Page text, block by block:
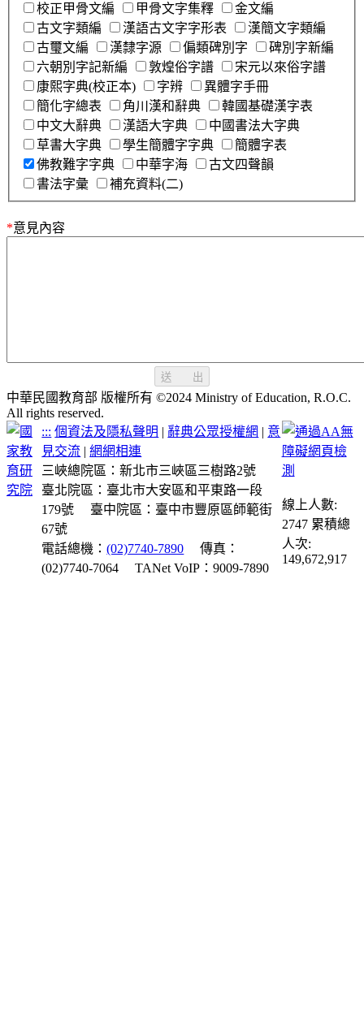
校正甲骨文編
甲骨文字集釋
金文編
古文字類編
漢語古文字字形表
漢簡文字類編
古璽文編
漢隸字源 偏類碑別字
碑別字新編
六朝別字記新編
敦煌俗字譜
宋元以來俗字譜
康熙字典(校正本)
字辨
異體字手冊
簡化字總表
角川漢和辭典
韓國基礎漢字表
中文大辭典
漢語大字典
中國書法大字典
草書大字典
學生簡體字字典
簡體字表
佛教難字字典
中華字海
古文四聲韻
書法字彙
補充資料(二)
*意見內容
送 出
中華民國教育部 版權所有 ©2024 Ministry of Education, R.O.C.
All rights reserved.
::: 個資法及隱私聲明 | 辭典公眾授權網 | 意
見交流 |網網相連
三峽總院區：新北市三峽區三樹路2號
臺北院區：臺北市大安區和平東路一段
179號
臺中院區：臺中市豐原區師範街
67號
電話總機：(02)7740-7890
傳真：
(02)7740-7064
TANet VoIP：9009-7890
線上人數:
2747 累積總
人次:
149,672,917